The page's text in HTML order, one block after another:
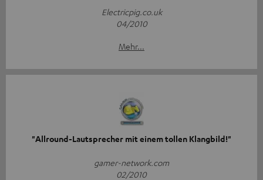
Electricpig.co.uk
04/2010
Mehr...
"Allround-Lautsprecher mit einem tollen Klangbild!"
gamer-network.com
02/2010